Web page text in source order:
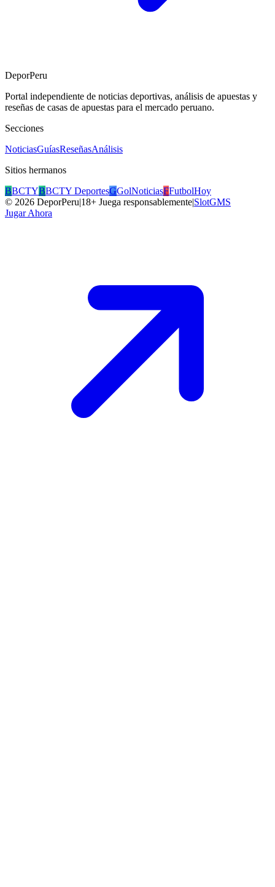
DeporPeru
Portal independiente de noticias deportivas, análisis de apuestas y
reseñas de casas de apuestas para el mercado peruano.
Secciones
NoticiasGuíasReseñasAnálisis
Sitios hermanos
BBCTYBBCTY DeportesGGolNoticiasFFutbolHoy
© 2026 DeporPeru|18+ Juega responsablemente|SlotGMS
Jugar Ahora